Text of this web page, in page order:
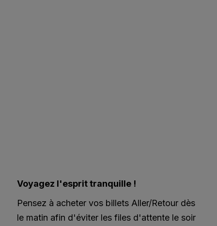
Voyagez l'esprit tranquille !
Pensez à acheter vos billets Aller/Retour dès
le matin afin d'éviter les files d'attente le soir